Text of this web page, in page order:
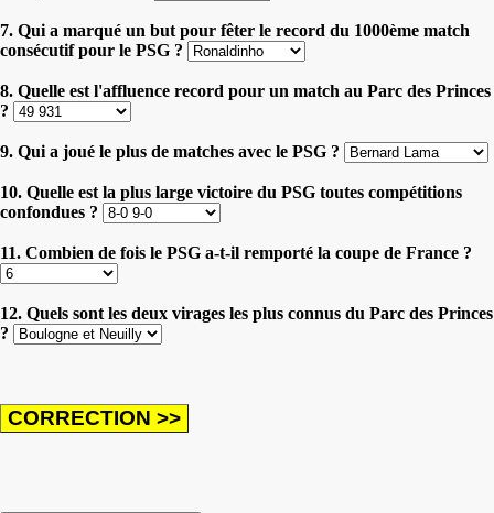
7. Qui a marqué un but pour fêter le record du 1000ème match
consécutif pour le PSG ?
8. Quelle est l'affluence record pour un match au Parc des Princes
?
9. Qui a joué le plus de matches avec le PSG ?
10. Quelle est la plus large victoire du PSG toutes compétitions
confondues ?
11. Combien de fois le PSG a-t-il remporté la coupe de France ?
12. Quels sont les deux virages les plus connus du Parc des Princes
?